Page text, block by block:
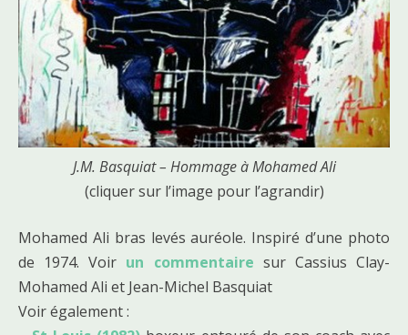
J.M. Basquiat – Hommage à Mohamed Ali
(cliquer sur l’image pour l’agrandir)
Mohamed Ali bras levés auréole. Inspiré d’une photo
de 1974. Voir un commentaire sur Cassius Clay-
Mohamed Ali et Jean-Michel Basquiat
Voir également :